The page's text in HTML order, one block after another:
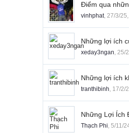
Điểm qua
vinhphat, 27/3/25
Những lợi ích
xeday3ngan, 25/
Những lợi ích
tranthibinh, 17/2/
Những Lợi Ích
Thạch Phi, 5/11/